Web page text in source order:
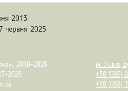
2013
червня 2025
2010-2026
2026
м. Львів,
+38 (095)
+38 (068)